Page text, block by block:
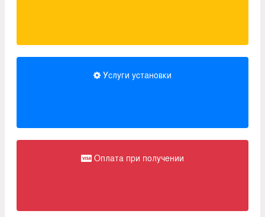
Услуги установки
Оплата при получении